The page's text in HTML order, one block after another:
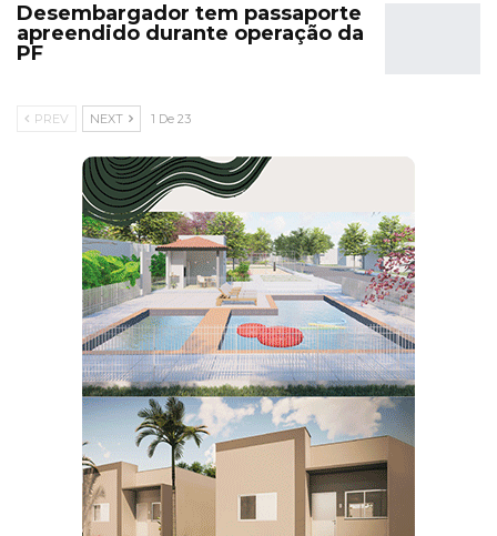
Desembargador tem passaporte
apreendido durante operação da
PF
PREV NEXT 1 De 23